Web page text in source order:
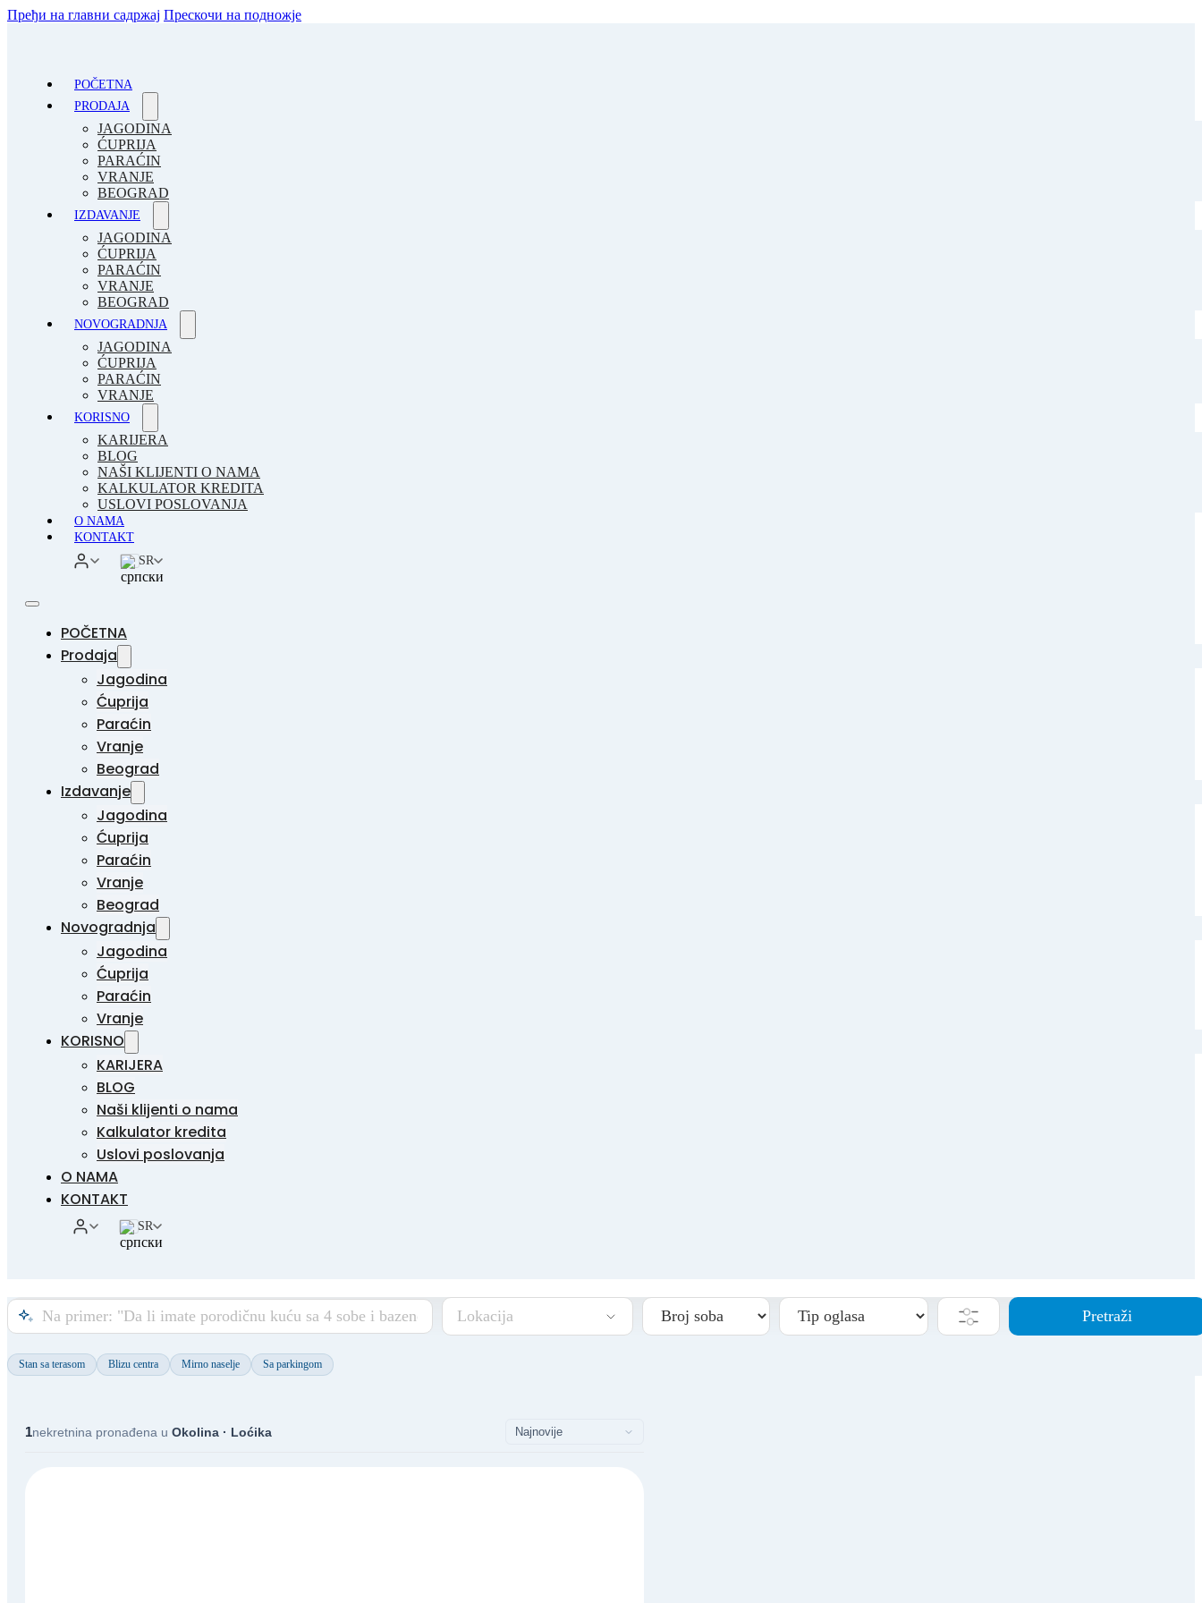
Пређи на главни садржај Прескочи на подножје
POČETNA
PRODAJA
JAGODINA
ĆUPRIJA
PARAĆIN
VRANJE
BEOGRAD
IZDAVANJE
JAGODINA
ĆUPRIJA
PARAĆIN
VRANJE
BEOGRAD
NOVOGRADNJA
JAGODINA
ĆUPRIJA
PARAĆIN
VRANJE
KORISNO
KARIJERA
BLOG
NAŠI KLIJENTI O NAMA
KALKULATOR KREDITA
USLOVI POSLOVANJA
O NAMA
KONTAKT
SR
POČETNA
Prodaja
Jagodina
Ćuprija
Paraćin
Vranje
Beograd
Izdavanje
Jagodina
Ćuprija
Paraćin
Vranje
Beograd
Novogradnja
Jagodina
Ćuprija
Paraćin
Vranje
KORISNO
KARIJERA
BLOG
Naši klijenti o nama
Kalkulator kredita
Uslovi poslovanja
O NAMA
KONTAKT
SR
Lokacija Pretraži
Stan sa terasom Blizu centra Mirno naselje Sa parkingom
1nekretnina pronađena u Okolina · Loćika Učitavanje mape...